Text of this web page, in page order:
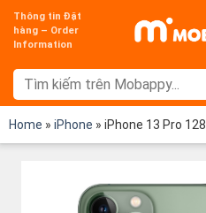
Chuyển
đến
dung
Thông tin Đặt
hàng – Order
Information
Home » iPhone » iPhone 13 Pro